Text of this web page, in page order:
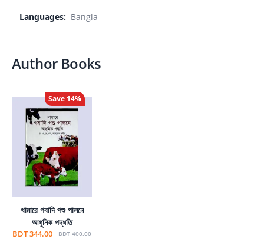
Languages: Bangla
Author Books
Save 14%
খামারে গবাদি পশু পালনে
আধুনিক পদ্ধতি
BDT 344.00 BDT 400.00